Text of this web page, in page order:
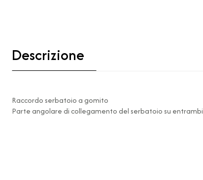
Descrizione
Raccordo serbatoio a gomito
Parte angolare di collegamento del serbatoio su